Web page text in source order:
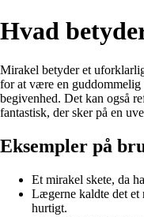
Hvad
Mirakel betyder et
for at være en
begivenhed. Det kan også
fantastisk, der sker på en
Eksempler på
Et mirakel skete, da
Lægerne kaldte det et
hurtigt.